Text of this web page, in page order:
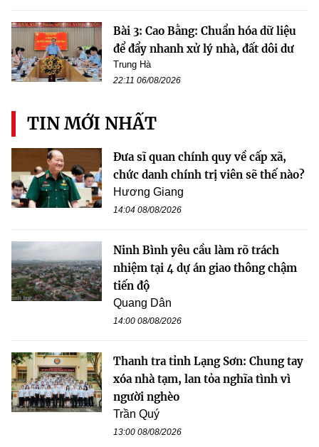
Bài 3: Cao Bằng: Chuẩn hóa dữ liệu
để đẩy nhanh xử lý nhà, đất dôi dư
Trung Hà
22:11 06/08/2026
TIN MỚI NHẤT
Đưa sĩ quan chính quy về cấp xã,
chức danh chính trị viên sẽ thế nào?
Hương Giang
14:04 08/08/2026
Ninh Bình yêu cầu làm rõ trách
nhiệm tại 4 dự án giao thông chậm
tiến độ
Quang Dân
14:00 08/08/2026
Thanh tra tỉnh Lạng Sơn: Chung tay
xóa nhà tạm, lan tỏa nghĩa tình vì
người nghèo
Trần Quý
13:00 08/08/2026